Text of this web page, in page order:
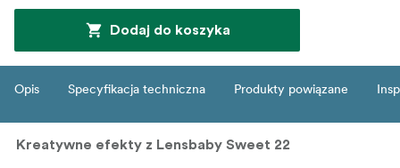
Dodaj do koszyka
Opis Specyfikacja techniczna Produkty powiązane
Kreatywne efekty z Lensbaby Sweet 22